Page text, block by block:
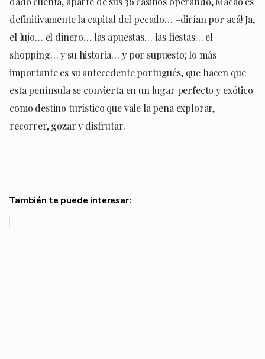
definitivamente la capital del pecado… –dirían por acá! Ja,
el lujo… el dinero… las apuestas… las fiestas… el
shopping… y su historia… y por supuesto; lo más
importante es su antecedente portugués, que hacen que
esta península se convierta en un lugar perfecto y exótico
como destino turístico que vale la pena explorar,
recorrer, gozar y disfrutar.
También te puede interesar: